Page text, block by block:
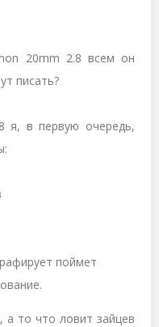
20mm 2.8 всем он
писать?
я, в первую очередь,
поймет
то что ловит зайцев